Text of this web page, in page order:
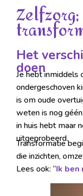
Het
doen
Je hebt inmiddels
ondergeschoven
is om oude
weten is nog
in huis hebt maar
uitgeprobeerd.
Transformatie
die inzichten,
Lees ook: “Ik